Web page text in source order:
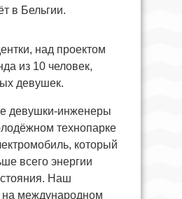
в Бельгии.
над проектом
из 10 человек,
девушек.
девушки-инженеры
технопарке
который
всего энергии
Наш
на международном